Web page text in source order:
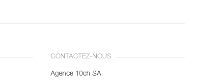
CONTACTEZ-NOUS
Agence 10ch SA